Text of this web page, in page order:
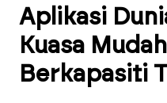
Aplikasi
Kuasa
Berkapasiti